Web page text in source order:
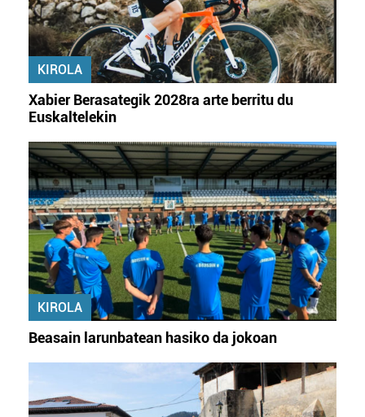
baliatzen gara. Ohar hau onartuz gero, teknologia hori
erabiltzeko baimen esplizitua ematen diguzu.Gehiago
irakurri
KIROLA
Xabier Berasategik 2028ra arte berritu du
Euskaltelekin
KIROLA
Beasain larunbatean hasiko da jokoan